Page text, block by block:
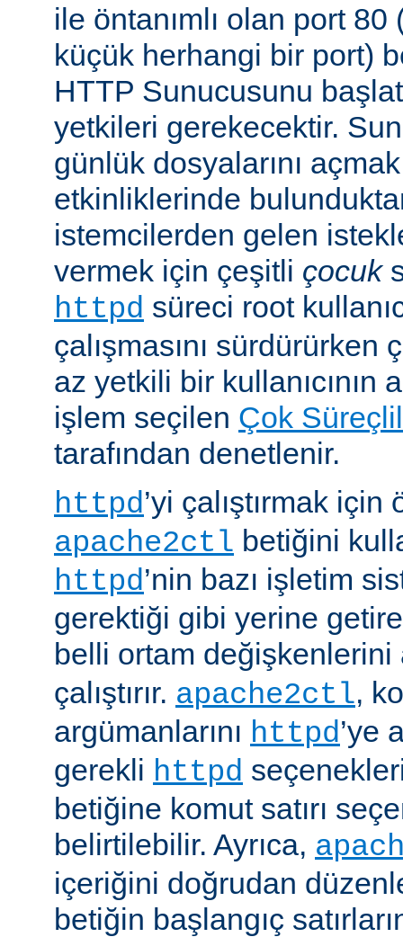
ile öntanımlı olan port 80
küçük herhangi bir port)
HTTP Sunucusunu
yetkileri gerekecektir.
günlük dosyalarını
etkinliklerinde
istemcilerden gelen
vermek için çeşitli çocuk
httpd süreci root
çalışmasını
az yetkili bir kullanıcının
işlem seçilen Çok
tarafından denetlenir.
httpd’yi çalıştırmak
apache2ctl betiğini
httpd’nin bazı işletim
gerektiği gibi yerine
belli ortam
çalıştırır. apache2ctl,
argümanlarını httpd’ye
gerekli httpd
betiğine komut satırı
belirtilebilir. Ayrıca,
içeriğini doğrudan
betiğin başlangıç